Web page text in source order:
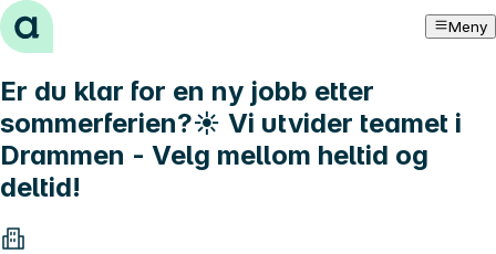
Hopp til innhold Meny
Er du klar for en ny jobb etter
sommerferien?☀️ Vi utvider teamet i
Drammen - Velg mellom heltid og
deltid!